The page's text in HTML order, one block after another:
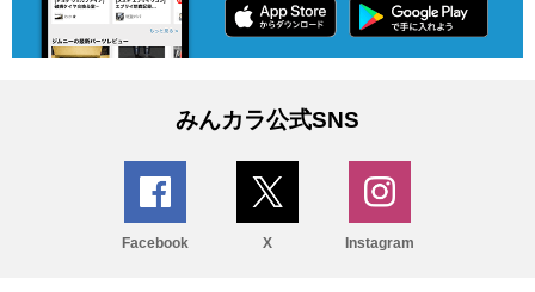
みんカラ公式SNS
Facebook X Instagram